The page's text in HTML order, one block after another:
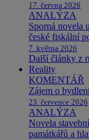
17. června 2026
ANALÝZA
Sporná novela
české fiskální
7. května 2026
Další články z
Reality
KOMENTÁŘ
Zájem o
23. července 2026
ANALÝZA
Novela
památkářů a